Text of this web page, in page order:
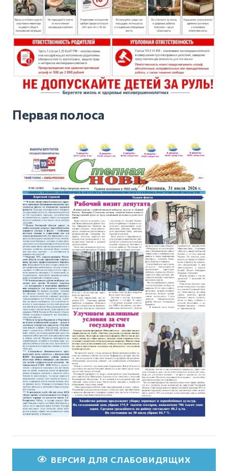
Первая полоса
ВЕРСИЯ ДЛЯ СЛАБОВИДЯЩИХ